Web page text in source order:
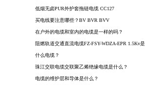
低烟无卤PUR外护套拖链电缆 CC127
买电线要注意哪些？BV BVR BVV
在户外的电缆和室内的电缆是一样的吗？
阻燃轨道交通直流电缆FZ-FSY-WDZA-EPR 1.5Kv是
什么电缆？
珠江交联电缆交联聚乙烯绝缘电缆是什么？
电缆的维护层和导体是什么？